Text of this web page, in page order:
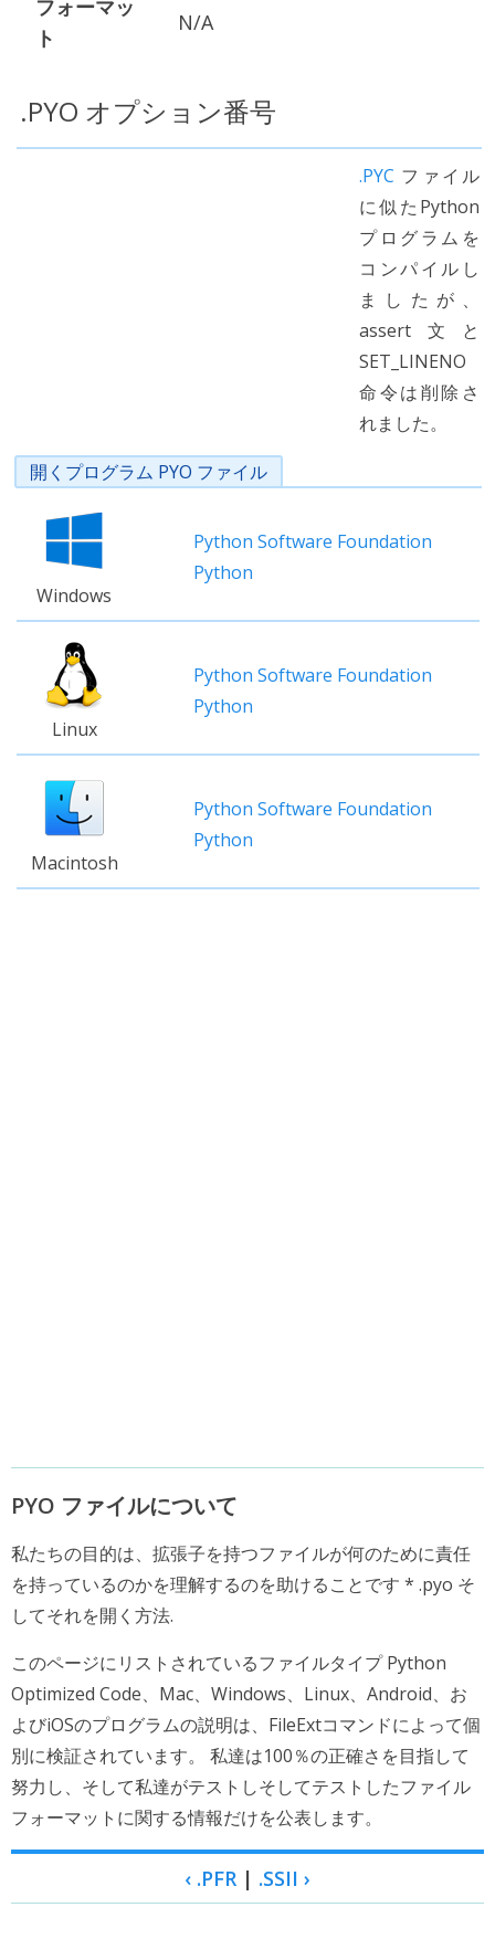
フォーマッ
ト
N/A
.PYO オプション番号
.PYC ファイル
に似たPython
プログラムを
コンパイルし
ましたが、
assert文と
SET_LINENO
命令は削除さ
れました。
開くプログラム PYO ファイル
Windows
Python Software Foundation
Python
Linux
Python Software Foundation
Python
Macintosh
Python Software Foundation
Python
PYO ファイルについて
私たちの目的は、拡張子を持つファイルが何のために責任
を持っているのかを理解するのを助けることです * .pyo そ
してそれを開く方法.
このページにリストされているファイルタイプ Python
Optimized Code、Mac、Windows、Linux、Android、お
よびiOSのプログラムの説明は、FileExtコマンドによって個
別に検証されています。 私達は100％の正確さを目指して
努力し、そして私達がテストしそしてテストしたファイル
フォーマットに関する情報だけを公表します。
‹ .PFR | .SSII ›